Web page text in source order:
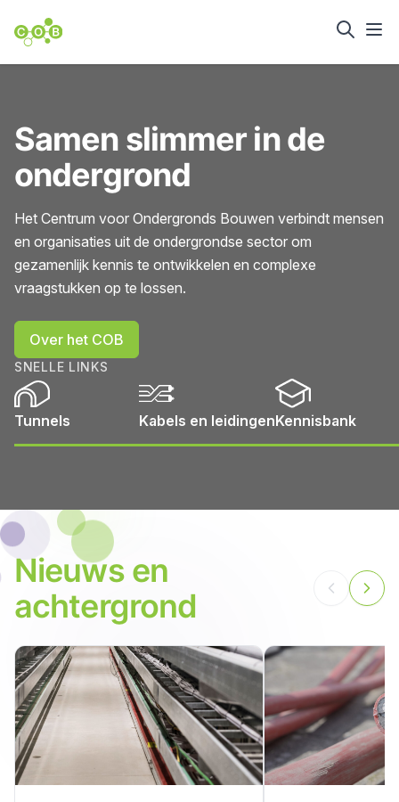
Samen slimmer in de
ondergrond
Het Centrum voor Ondergronds Bouwen verbindt mensen
en organisaties uit de ondergrondse sector om
gezamenlijk kennis te ontwikkelen en complexe
vraagstukken op te lossen.
Over het COB
SNELLE LINKS
Tunnels Kabels en leidingenKennisbank
Nieuws en
achtergrond